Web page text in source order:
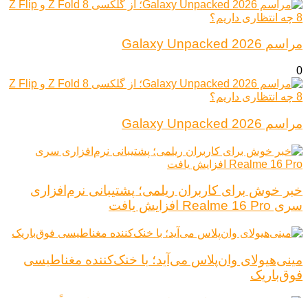
مراسم Galaxy Unpacked 2026
0
مراسم Galaxy Unpacked 2026
خبر خوش برای کاربران ریلمی؛ پشتیبانی نرم‌افزاری
سری Realme 16 Pro افزایش یافت
مینی‌هیولای وان‌پلاس می‌آید؛ با خنک‌کننده مغناطیسی
فوق‌باریک